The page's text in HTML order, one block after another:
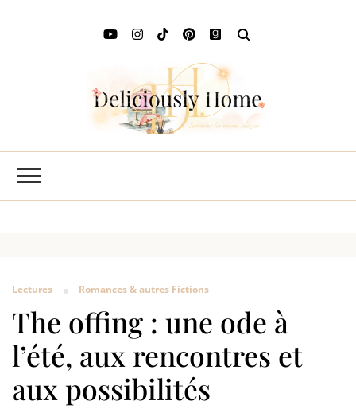
Lectures Romances & autres Fictions
The offing : une ode à
l’été, aux rencontres et
aux possibilités